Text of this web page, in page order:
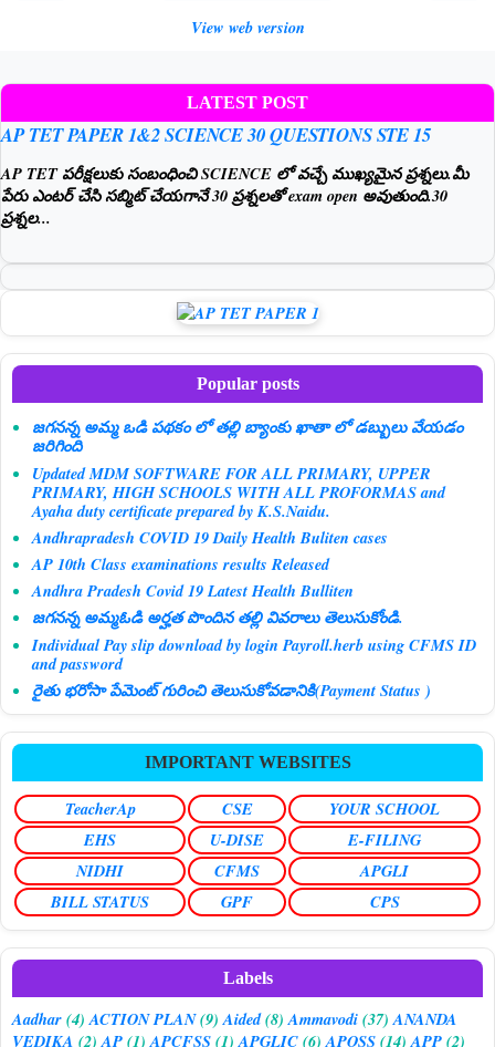
View web version
LATEST POST
AP TET PAPER 1&2 SCIENCE 30 QUESTIONS STE 15
AP TET పరీక్షలుకు సంబంధించి SCIENCE లో వచ్చే ముఖ్యమైన ప్రశ్నలు.మీ
పేరు ఎంటర్ చేసి సబ్మిట్ చేయగానే 30 ప్రశ్నలతో exam open అవుతుంది.30
ప్రశ్నల...
Popular posts
జగనన్న అమ్మ ఒడి పథకం లో తల్లి బ్యాంకు ఖాతా లో డబ్బులు వేయడం
జరిగింది
Updated MDM SOFTWARE FOR ALL PRIMARY, UPPER
PRIMARY, HIGH SCHOOLS WITH ALL PROFORMAS and
Ayaha duty certificate prepared by K.S.Naidu.
Andhrapradesh COVID 19 Daily Health Buliten cases
AP 10th Class examinations results Released
Andhra Pradesh Covid 19 Latest Health Bulliten
జగనన్న అమ్మఓడి అర్హత పొందిన తల్లి వివరాలు తెలుసుకోండి.
Individual Pay slip download by login Payroll.herb using CFMS ID
and password
రైతు భరోసా పేమెంట్ గురించి తెలుసుకోవడానికి(Payment Status )
IMPORTANT WEBSITES
TeacherAp CSE
YOUR SCHOOL
EHS
U-DISE
E-FILING
NIDHI
CFMS
APGLI
BILL STATUS
GPF CPS
Labels
Aadhar(4) ACTION PLAN(9) Aided(8) Ammavodi(37) ANANDA
VEDIKA (2) AP(1) APCFSS(1) APGLIC(6) APOSS(14) APP(2)